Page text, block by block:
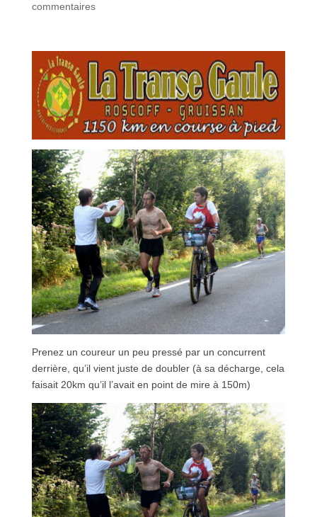
commentaires
Prenez un coureur un peu pressé par un concurrent
derrière, qu’il vient juste de doubler (à sa décharge, cela
faisait 20km qu’il l’avait en point de mire à 150m)